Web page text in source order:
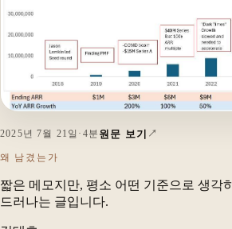
2025년 7월 21일 · 4분 원문 보기
왜 남겼는가
짧은 메모지만, 평소 어떤 기준으로 생각
드러나는 글입니다.